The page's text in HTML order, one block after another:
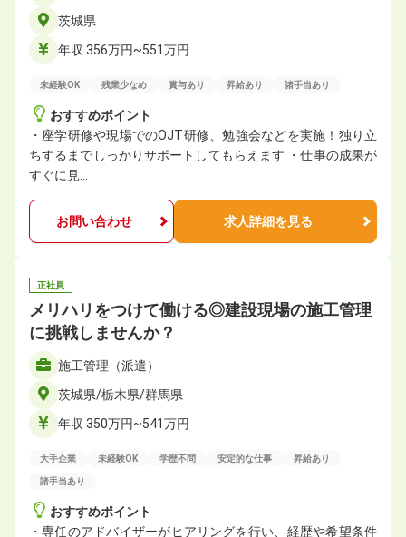
茨城県
年収 356万円~551万円
未経験OK 残業少なめ 賞与あり 昇給あり 諸手当あり
おすすめポイント
・座学研修や現場でのOJT研修、勉強会などを実施！独り立
ちするまでしっかりサポートしてもらえます ・仕事の成果が
すぐに見…
お問い合わせ 求人詳細を見る
正社員
メリハリをつけて働ける◎建設現場の施工管理
に挑戦しませんか？
施工管理（派遣）
茨城県/栃木県/群馬県
年収 350万円~541万円
大手企業 未経験OK 学歴不問 安定的な仕事 昇給あり
諸手当あり
おすすめポイント
・専任のアドバイザーがヒアリングを行い、経歴や希望条件